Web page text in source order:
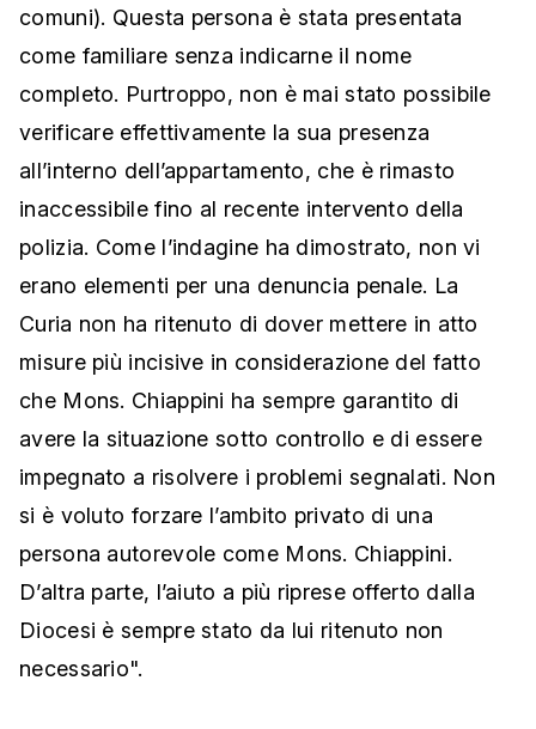
comuni). Questa persona è stata presentata
come familiare senza indicarne il nome
completo. Purtroppo, non è mai stato possibile
verificare effettivamente la sua presenza
all’interno dell’appartamento, che è rimasto
inaccessibile fino al recente intervento della
polizia. Come l’indagine ha dimostrato, non vi
erano elementi per una denuncia penale. La
Curia non ha ritenuto di dover mettere in atto
misure più incisive in considerazione del fatto
che Mons. Chiappini ha sempre garantito di
avere la situazione sotto controllo e di essere
impegnato a risolvere i problemi segnalati. Non
si è voluto forzare l’ambito privato di una
persona autorevole come Mons. Chiappini.
D’altra parte, l’aiuto a più riprese offerto dalla
Diocesi è sempre stato da lui ritenuto non
necessario".